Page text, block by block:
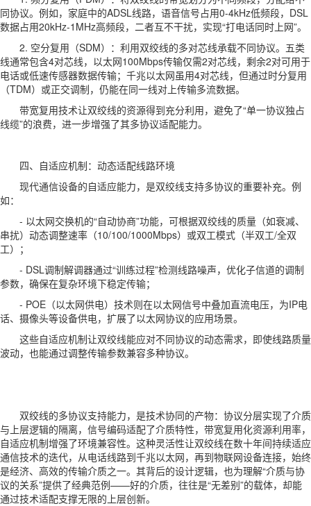
同协议。例如，家庭中的ADSL线路，语音信号占用0-4kHz低频段，DSL
数据占用20kHz-1MHz高频段，二者互不干扰，实现“打电话同时上网”。
2. 空分复用（SDM）：利用双绞线的多对芯线承载不同协议。五类
线通常包含4对芯线，以太网100Mbps传输仅需2对芯线，剩余2对可用于
电话或低速传感器数据传输；千兆以太网虽用4对芯线，但通过时分复用
（TDM）或正交调制，仍能在同一线对上传输多流数据。
带宽复用技术让双绞线的资源得到充分利用，避免了“单一协议独占
线缆”的浪费，进一步增强了其多协议适配能力。
四、自适应机制：动态适配线路环境
现代通信设备的自适应能力，是双绞线支持多协议的重要补充。例
如：
- 以太网交换机的“自动协商”功能，可根据双绞线的质量（如衰减、
串扰）动态调整速率（10/100/1000Mbps）或双工模式（半双工/全双
工）；
- DSL调制解调器通过“训练过程”检测线路噪声，优化子信道的调制
参数，确保在复杂环境下稳定传输；
- POE（以太网供电）技术则在以太网信号中叠加直流电压，为IP电
话、摄像头等设备供电，扩展了以太网协议的应用场景。
这些自适应机制让双绞线能应对不同协议的动态需求，即使线路质量
波动，也能通过调整传输参数兼容多种协议。
双绞线的多协议支持能力，是技术协同的产物：协议分层实现了介质
与上层逻辑的隔离，信号编码适配了介质特性，带宽复用化资源利用率，
自适应机制增强了环境兼容性。这种灵活性让双绞线在数十年间持续适应
通信技术的迭代，从电话线路到千兆以太网，再到物联网设备连接，始终
是经济、高效的传输介质之一。其背后的设计逻辑，也为理解“介质与协
议的关系”提供了经典范例——好的介质，往往是“无差别”的载体，却能
通过技术适配支撑无限的上层创新。